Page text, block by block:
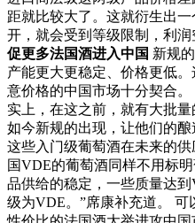
距就比较大了。这就衍生出
开，就会受到等级限制，利润
促更多法国酒进入中国 新规
产能更大更稳定、价格更低
意价格的中国市场十分契合
实上，在这之前，就有大批量
如今新规的出现，让他们的
这些入门级葡萄酒在未来的
国VDE的葡萄酒同样不用标
品供给的稳定，一些质量达
级为VDE。”席康补充道。